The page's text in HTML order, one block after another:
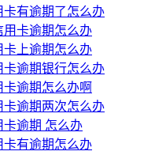
有逾期了怎么办
卡逾期怎么办
上逾期怎么办
逾期银行怎么办
逾期怎么办啊
逾期两次怎么办
逾期 怎么办
有逾期怎么办